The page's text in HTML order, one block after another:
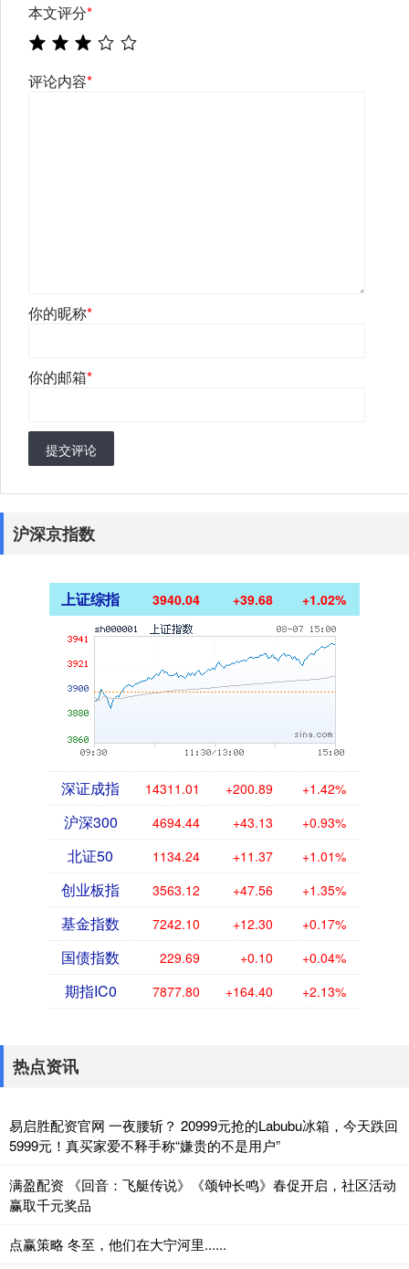
本文评分*
评论内容*
你的昵称*
你的邮箱*
提交评论
沪深京指数
上证综指 3940.04 +39.68 +1.02%
深证成指 14311.01 +200.89 +1.42%
沪深300 4694.44 +43.13 +0.93%
北证50 1134.24 +11.37 +1.01%
创业板指 3563.12 +47.56 +1.35%
基金指数 7242.10 +12.30 +0.17%
国债指数 229.69 +0.10 +0.04%
期指IC0 7877.80 +164.40 +2.13%
热点资讯
易启胜配资官网 一夜腰斩？ 20999元抢的Labubu冰箱，今天跌回
5999元！真买家爱不释手称“嫌贵的不是用户”
满盈配资 《回音：飞艇传说》《颂钟长鸣》春促开启，社区活动
赢取千元奖品
点赢策略 冬至，他们在大宁河里......